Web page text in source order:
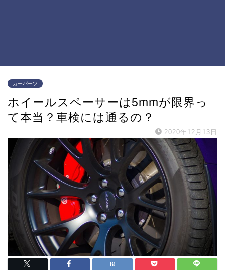
カーパーツ
ホイールスペーサーは5mmが限界っ
て本当？車検には通るの？
2020年12月13日